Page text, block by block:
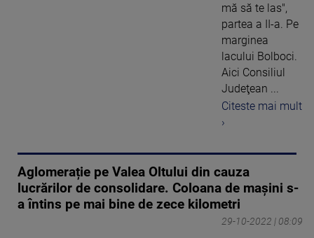
mă să te las",
partea a II-a. Pe
marginea
lacului Bolboci.
Aici Consiliul
Judeţean ...
Citeste mai mult
›
Aglomerație pe Valea Oltului din cauza
lucrărilor de consolidare. Coloana de mașini s-
a întins pe mai bine de zece kilometri
29-10-2022 | 08:09